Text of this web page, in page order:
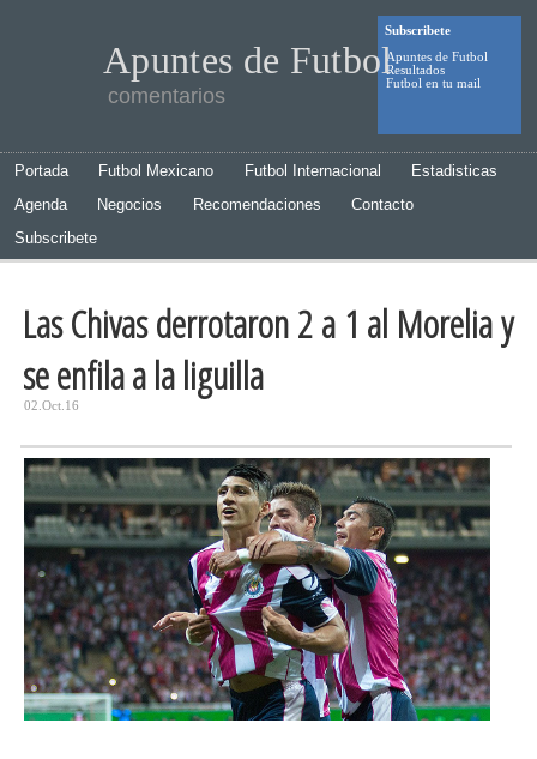
Subscribete
Apuntes de Futbol
Resultados
Futbol en tu mail
Apuntes de Futbol
comentarios
Portada Futbol Mexicano Futbol Internacional
Estadisticas
Agenda
Negocios Recomendaciones
Contacto
Subscribete
Las Chivas derrotaron 2 a 1 al Morelia y
se enfila a la liguilla
02.Oct.16